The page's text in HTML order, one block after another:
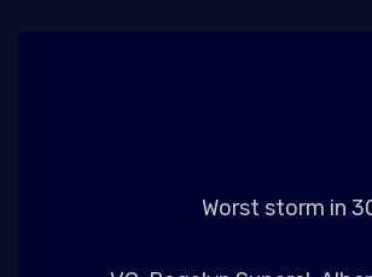
Worst storm in